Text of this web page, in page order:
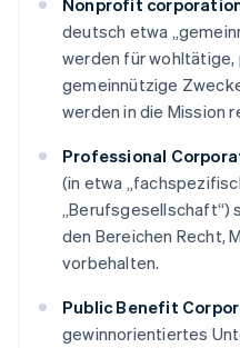
Nonprofit
deutsch etwa
werden für
gemeinnützige
werden in die Mission
Professional
(in etwa
„Berufsgesellschaft“)
den Bereichen Recht,
vorbehalten.
Public Benefit
gewinnorientiertes